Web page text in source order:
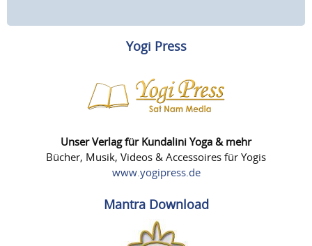
Yogi Press
Unser Verlag für Kundalini Yoga & mehr
Bücher, Musik, Videos & Accessoires für Yogis
www.yogipress.de
Mantra Download